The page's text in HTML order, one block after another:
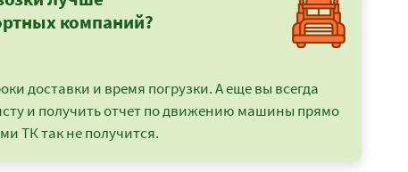
компаний?
доставки и время погрузки. А еще вы всегда
и получить отчет по движению машины прямо
ТК так не получится.